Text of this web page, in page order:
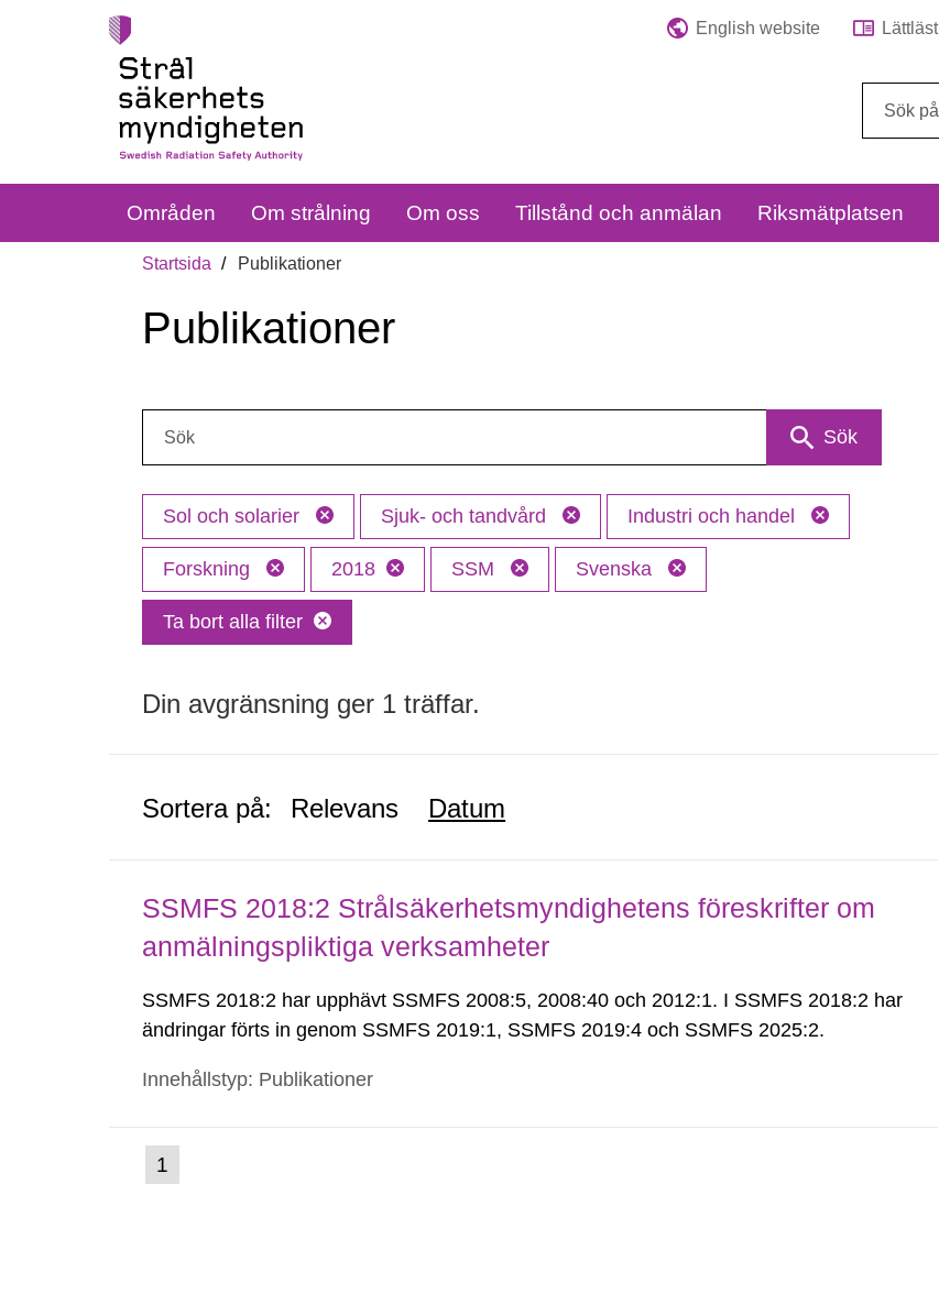
English website Lättläst
Områden Om strålning Om oss Tillstånd och anmälan Riksmätplatsen
Startsida Publikationer
Publikationer
Sök
Sol och solarier Sjuk- och tandvård Industri och handel
Forskning 2018 SSM Svenska
Ta bort alla filter
Din avgränsning ger 1 träffar.
Sortera på: Relevans Datum
SSMFS 2018:2 Strålsäkerhetsmyndighetens föreskrifter om
anmälningspliktiga verksamheter
SSMFS 2018:2 har upphävt SSMFS 2008:5, 2008:40 och 2012:1. I SSMFS 2018:2 har
ändringar förts in genom SSMFS 2019:1, SSMFS 2019:4 och SSMFS 2025:2.
Innehållstyp: Publikationer
Gå
till
1